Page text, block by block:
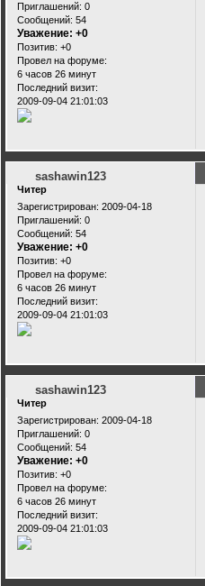
Приглашений: 0
Сообщений: 54
Уважение: +0
Позитив: +0
Провел на форуме:
6 часов 26 минут
Последний визит:
2009-09-04 21:01:03
sashawin123
Читер
Зарегистрирован: 2009-04-18
Приглашений: 0
Сообщений: 54
Уважение: +0
Позитив: +0
Провел на форуме:
6 часов 26 минут
Последний визит:
2009-09-04 21:01:03
sashawin123
Читер
Зарегистрирован: 2009-04-18
Приглашений: 0
Сообщений: 54
Уважение: +0
Позитив: +0
Провел на форуме:
6 часов 26 минут
Последний визит:
2009-09-04 21:01:03